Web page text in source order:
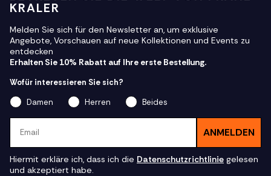
KRALER
Melden Sie sich für den Newsletter an, um exklusive
Angebote, Vorschauen auf neue Kollektionen und Events zu
entdecken
Erhalten Sie 10% Rabatt auf Ihre erste Bestellung.
Wofür interessieren Sie sich?
Damen
Herren
Beides
ANMELDEN
Hiermit erkläre ich, dass ich die Datenschutzrichtlinie gelesen
und akzeptiert habe.